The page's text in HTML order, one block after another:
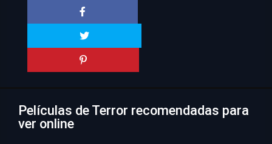
Películas de Terror recomendadas para
ver online